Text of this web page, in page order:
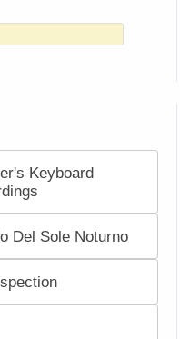
Keyboard
Del Sole Noturno